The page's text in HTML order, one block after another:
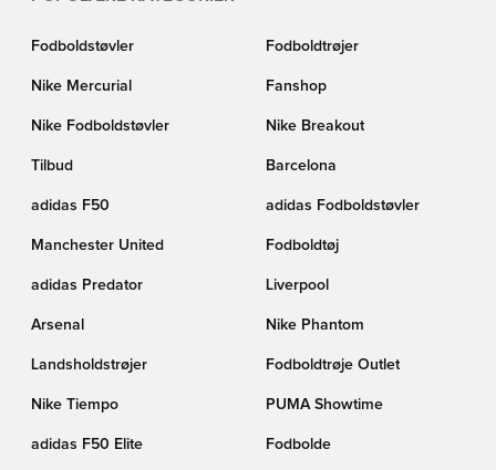
Fodboldstøvler Fodboldtrøjer
Nike Mercurial Fanshop
Nike Fodboldstøvler Nike Breakout
Tilbud Barcelona
adidas F50 adidas Fodboldstøvler
Manchester United Fodboldtøj
adidas Predator Liverpool
Arsenal Nike Phantom
Landsholdstrøjer Fodboldtrøje Outlet
Nike Tiempo PUMA Showtime
adidas F50 Elite Fodbolde